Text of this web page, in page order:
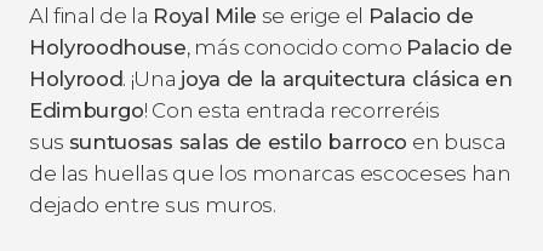
Al final de la Royal Mile se erige el Palacio de
Holyroodhouse, más conocido como Palacio de
Holyrood. ¡Una joya de la arquitectura clásica en
Edimburgo! Con esta entrada recorreréis
sus suntuosas salas de estilo barroco en busca
de las huellas que los monarcas escoceses han
dejado entre sus muros.